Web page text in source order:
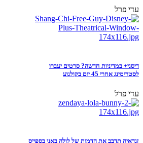
עדי פרל
דיסני+ במדיניות חדשה? סרטים יעברו
לסטרימינג אחרי 45 יום בקולנוע
עדי פרל
זנדאיה תדבב את הדמות של לולה באני בספייס